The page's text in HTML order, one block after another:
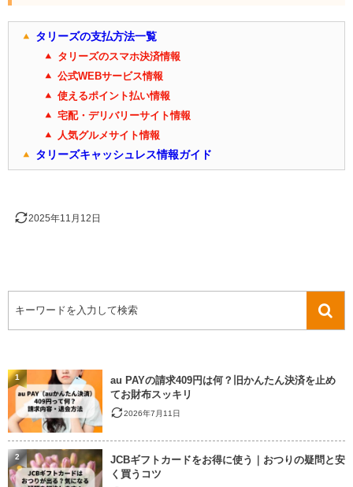
タリーズの支払方法一覧
タリーズのスマホ決済情報
公式WEBサービス情報
使えるポイント払い情報
宅配・デリバリーサイト情報
人気グルメサイト情報
タリーズキャッシュレス情報ガイド
2025年11月12日
au PAYの請求409円は何？旧かんたん決済を止め
てお財布スッキリ
2026年7月11日
1
JCBギフトカードをお得に使う｜おつりの疑問と安
く買うコツ
2